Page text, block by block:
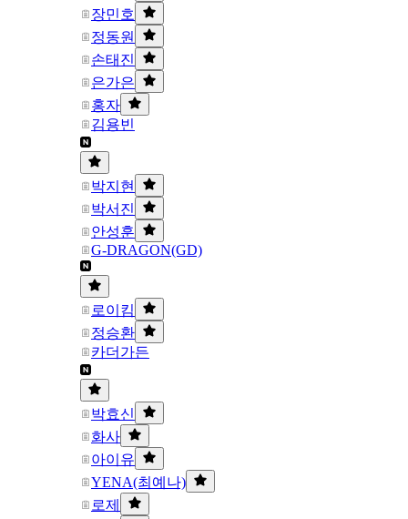
장민호
정동원
손태진
은가은
홍자
김용빈
박지현
박서진
안성훈
G-DRAGON(GD)
로이킴
정승환
카더가든
박효신
화사
아이유
YENA(최예나)
로제